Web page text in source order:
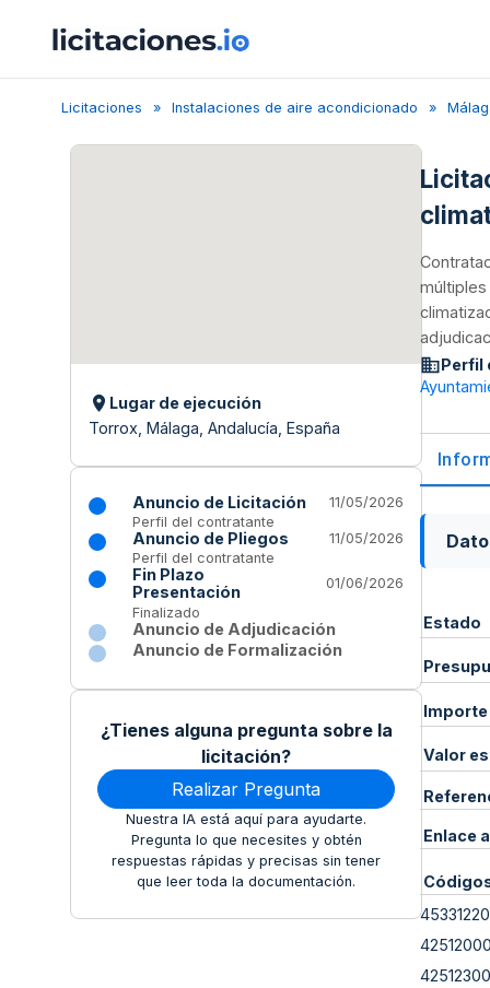
Licitaciones Instalaciones de aire acondicionado
Lugar de ejecución
Torrox, Málaga, Andalucía, España
Anuncio de Licitación
11/05/2026
Perfil del contratante
Anuncio de Pliegos
11/05/2026
Perfil del contratante
Fin Plazo
Presentación
01/06/2026
Finalizado
Anuncio de Adjudicación
Anuncio de Formalización
¿Tienes alguna pregunta sobre la
licitación?
Realizar Pregunta
Nuestra IA está aquí para ayudarte.
Pregunta lo que necesites y obtén
respuestas rápidas y precisas sin tener
que leer toda la documentación.
Perfil
Estado
Valor
Enlace
45331220
42512000
42512300